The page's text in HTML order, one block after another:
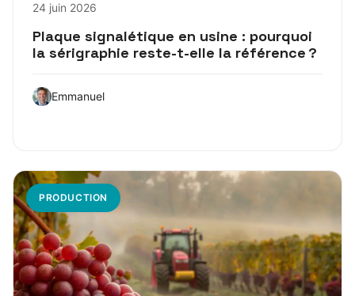
24 juin 2026
Plaque signalétique en usine : pourquoi
la sérigraphie reste-t-elle la référence ?
Emmanuel
PRODUCTION